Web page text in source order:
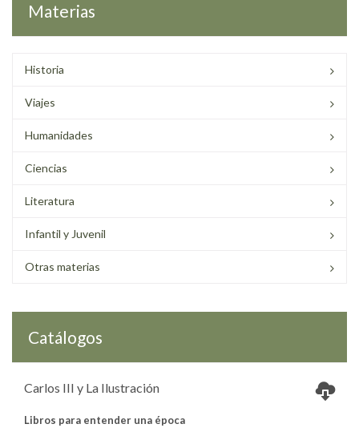
Materias
Historia
Viajes
Humanidades
Ciencias
Literatura
Infantil y Juvenil
Otras materias
Catálogos
Carlos III y La Ilustración
Libros para entender una época